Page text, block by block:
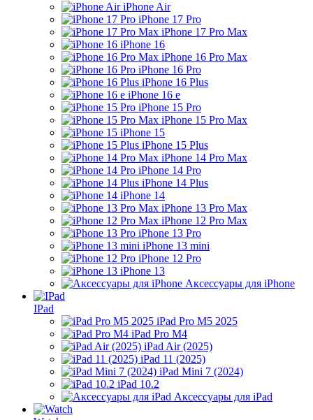
iPhone Air
iPhone 17 Pro
iPhone 17 Pro Max
iPhone 16
iPhone 16 Pro Max
iPhone 16 Pro
iPhone 16 Plus
iPhone 16 e
iPhone 15 Pro
iPhone 15 Pro Max
iPhone 15
iPhone 15 Plus
iPhone 14 Pro Max
iPhone 14 Pro
iPhone 14 Plus
iPhone 14
iPhone 13 Pro Max
iPhone 12 Pro Max
iPhone 13 Pro
iPhone 13 mini
iPhone 12 Pro
iPhone 13
Аксессуары для iPhone
IPad
iPad Pro M5 2025
iPad Pro M4
iPad Air (2025)
iPad 11 (2025)
iPad Mini 7 (2024)
iPad 10.2
Аксессуары для iPad